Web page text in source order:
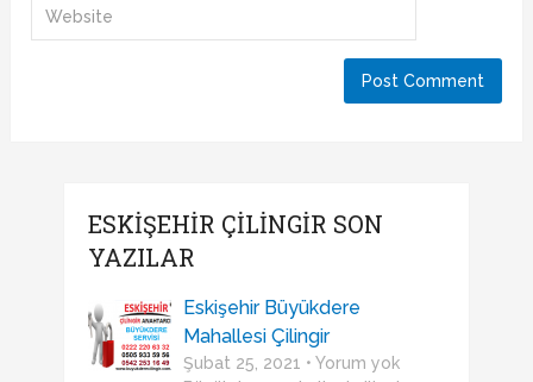
ESKIŞEHIR ÇILINGIR SON
YAZILAR
Eskişehir Büyükdere
Mahallesi Çilingir
Şubat 25, 2021 • Yorum yok